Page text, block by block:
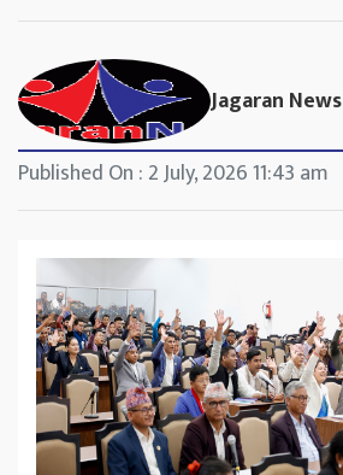
Jagaran News
Published On : 2 July, 2026 11:43 am